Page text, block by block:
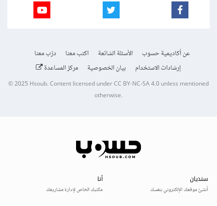
عن أكاديمية حسوب الأسئلة الشائعة اكتب معنا
درّب معنا
إرشادات الاستخدام
بيان الخصوصية مركز المساعدة
© 2025Hsoub.Content licensed underCC BY-NC-SA 4.0unless mentioned
otherwise.